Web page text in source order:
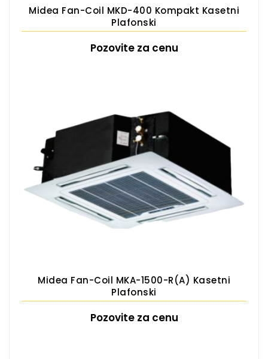
Midea Fan-Coil MKD-400 Kompakt Kasetni
Plafonski
Pozovite za cenu
Midea Fan-Coil MKA-1500-R(A) Kasetni
Plafonski
Pozovite za cenu